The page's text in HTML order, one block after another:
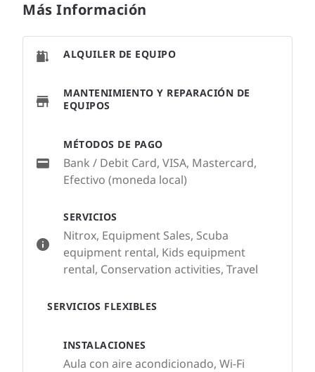
Más Información
SERVICIOS
Nitrox, Equipment Sales, Scuba
equipment rental, Kids equipment
rental, Conservation activities, Travel
SERVICIOS FLEXIBLES
INSTALACIONES
Aula con aire acondicionado, Wi-Fi
ALQUILER DE EQUIPO
MANTENIMIENTO Y REPARACIÓN DE
EQUIPOS
MÉTODOS DE PAGO
Bank / Debit Card, VISA, Mastercard,
Efectivo (moneda local)